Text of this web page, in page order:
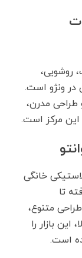
روشویی،
در ونژو است.
طراحی مدرن،
این مرکز است.
خانگی
تا
متنوع،
بازار را
است.